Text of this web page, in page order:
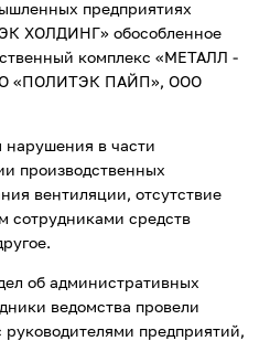
предприятиях
ХОЛДИНГ» обособленное
комплекс «МЕТАЛЛ -
«ПОЛИТЭК ПАЙП», ООО
нарушения в части
производственных
вентиляции, отсутствие
сотрудниками средств
об административных
ведомства провели
руководителями предприятий,